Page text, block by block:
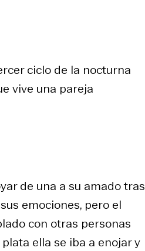
ciclo de la nocturna
vive una pareja
de una a su amado tras
emociones, pero el
con otras personas
ella se iba a enojar y